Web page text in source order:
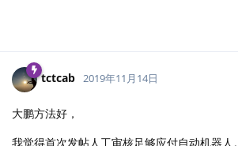
tctcab 2019年11月14日
大鹏方法好，
我觉得首次发帖人工审核足够应付自动机器人。